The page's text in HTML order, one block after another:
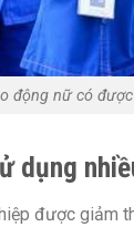
động nữ có
dụng
được giảm